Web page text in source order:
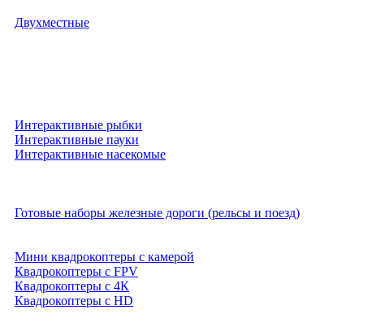
Двухместные
Интерактивные рыбки
Интерактивные пауки
Интерактивные насекомые
Готовые наборы железные дороги (рельсы и поезд)
Мини квадрокоптеры с камерой
Квадрокоптеры с FPV
Квадрокоптеры с 4К
Квадрокоптеры с HD